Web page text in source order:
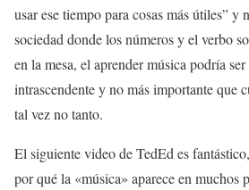
usar ese tiempo para cosas más útiles” y
sociedad donde los números y el verbo
en la mesa, el aprender música podría
intrascendente y no más importante
tal vez no tanto.
El siguiente video de TedEd es
por qué la «música» aparece en muchos